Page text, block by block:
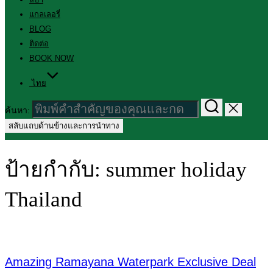
แกลเลอรี่
BLOG
ติดต่อ
BOOK NOW
ไทย
ค้นหา:
สลับแถบด้านข้างและการนำทาง
ป้ายกำกับ: summer holiday
Thailand
Amazing Ramayana Waterpark Exclusive Deal